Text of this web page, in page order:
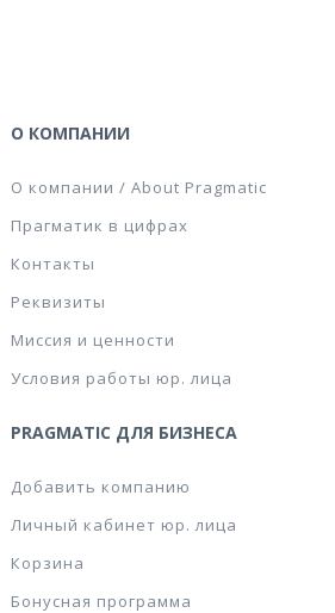
О КОМПАНИИ
О компании / About Pragmatic
Прагматик в цифрах
Контакты
Реквизиты
Миссия и ценности
Условия работы юр. лица
PRAGMATIC ДЛЯ БИЗНЕСА
Добавить компанию
Личный кабинет юр. лица
Корзина
Бонусная программа